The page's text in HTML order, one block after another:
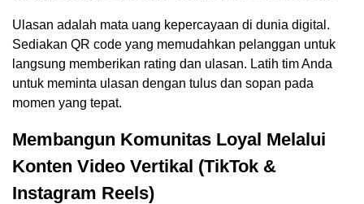
Ulasan adalah mata uang kepercayaan di dunia digital.
Sediakan QR code yang memudahkan pelanggan untuk
langsung memberikan rating dan ulasan. Latih tim Anda
untuk meminta ulasan dengan tulus dan sopan pada
momen yang tepat.
Membangun Komunitas Loyal Melalui
Konten Video Vertikal (TikTok &
Instagram Reels)